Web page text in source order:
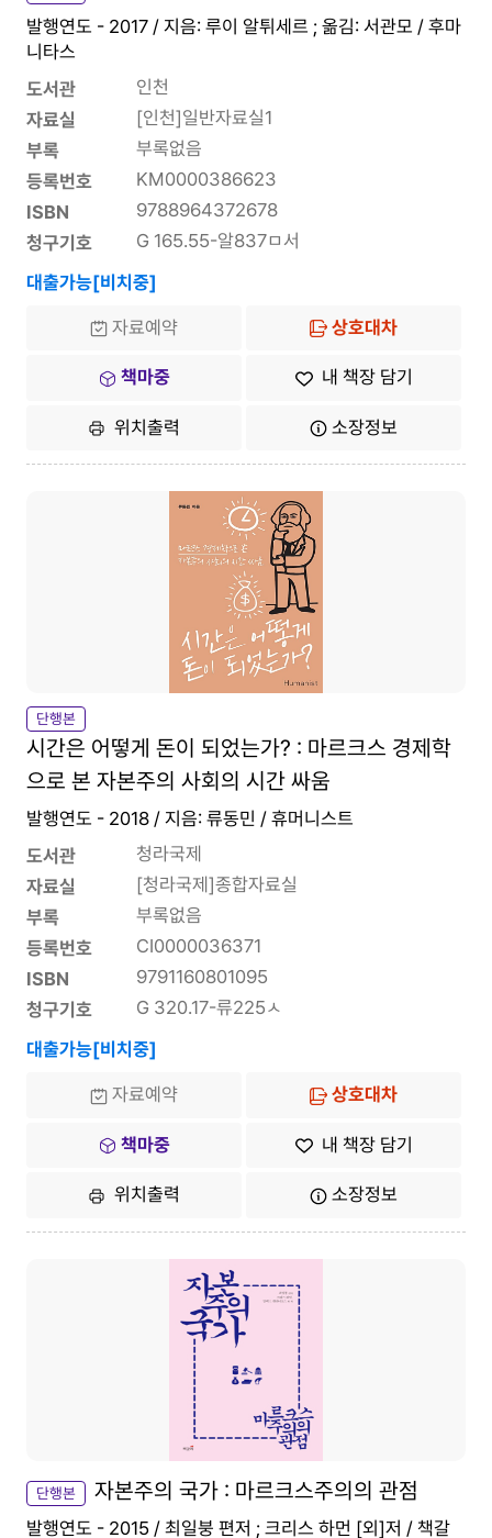
발행연도 - 2017 / 지음: 루이 알튀세르 ; 옮김: 서관모 / 후마
니타스
도서관
인천
자료실
[인천]일반자료실1
부록
부록없음
등록번호
KM0000386623
ISBN
9788964372678
청구기호
G 165.55-알837ㅁ서
대출가능[비치중]
자료예약 상호대차
책마중 내 책장 담기
위치출력 소장정보
단행본
시간은 어떻게 돈이 되었는가? : 마르크스 경제학
으로 본 자본주의 사회의 시간 싸움
발행연도 - 2018 / 지음: 류동민 / 휴머니스트
도서관
청라국제
자료실
[청라국제]종합자료실
부록
부록없음
등록번호
CI0000036371
ISBN
9791160801095
청구기호
G 320.17-류225ㅅ
대출가능[비치중]
자료예약 상호대차
책마중 내 책장 담기
위치출력 소장정보
단행본 자본주의 국가 : 마르크스주의의 관점
발행연도 - 2015 / 최일붕 편저 ; 크리스 하먼 [외]저 / 책갈